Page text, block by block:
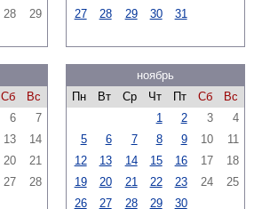
28
29
27
28 29 30 31
Сб
Вс
6
7
13
14
20
21
27
28
ноябрь
Пн
Вт Ср Чт Пт Сб
Вс
1
2 3
4
5
6 7 8 9 10
11
12
13 14 15 16 17
18
19
20 21 22 23 24
25
26
27 28 29 30